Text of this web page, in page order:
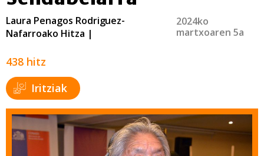
Laura Penagos Rodriguez-
Nafarroako Hitza |
2024ko
martxoaren 5a
438 hitz
Iritziak